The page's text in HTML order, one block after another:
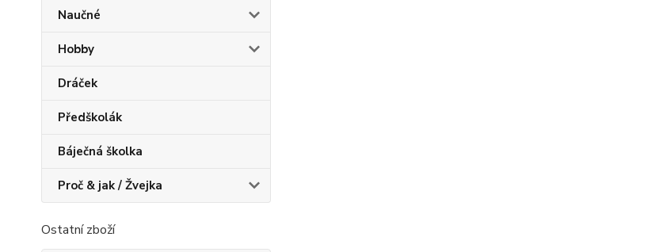
Naučné
Hobby
Dráček
Předškolák
Báječná školka
Proč & jak / Žvejka
Ostatní zboží